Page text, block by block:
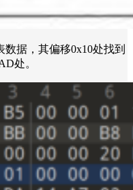
数据，其偏移0x10处找到
处。